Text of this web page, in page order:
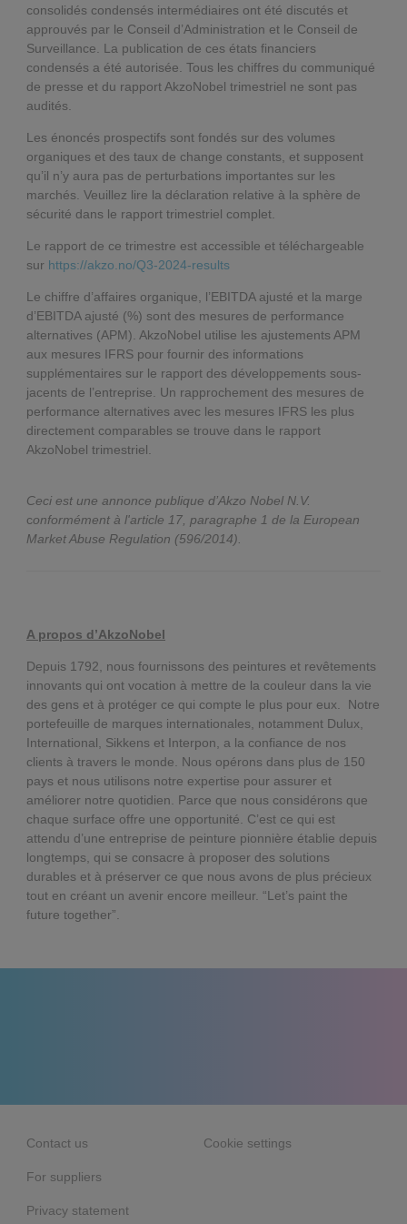
consolidés condensés intermédiaires ont été discutés et
approuvés par le Conseil d’Administration et le Conseil de
Surveillance. La publication de ces états financiers
condensés a été autorisée. Tous les chiffres du communiqué
de presse et du rapport AkzoNobel trimestriel ne sont pas
audités.
Les énoncés prospectifs sont fondés sur des volumes
organiques et des taux de change constants, et supposent
qu’il n’y aura pas de perturbations importantes sur les
marchés. Veuillez lire la déclaration relative à la sphère de
sécurité dans le rapport trimestriel complet.
Le rapport de ce trimestre est accessible et téléchargeable
sur https://akzo.no/Q3-2024-results
Le chiffre d’affaires organique, l’EBITDA ajusté et la marge
d’EBITDA ajusté (%) sont des mesures de performance
alternatives (APM). AkzoNobel utilise les ajustements APM
aux mesures IFRS pour fournir des informations
supplémentaires sur le rapport des développements sous-
jacents de l’entreprise. Un rapprochement des mesures de
performance alternatives avec les mesures IFRS les plus
directement comparables se trouve dans le rapport
AkzoNobel trimestriel.
Ceci est une annonce publique d’Akzo Nobel N.V.
conformément à l'article 17, paragraphe 1 de la European
Market Abuse Regulation (596/2014).
A propos d’AkzoNobel
Depuis 1792, nous fournissons des peintures et revêtements
innovants qui ont vocation à mettre de la couleur dans la vie
des gens et à protéger ce qui compte le plus pour eux. Notre
portefeuille de marques internationales, notamment Dulux,
International, Sikkens et Interpon, a la confiance de nos
clients à travers le monde. Nous opérons dans plus de 150
pays et nous utilisons notre expertise pour assurer et
améliorer notre quotidien. Parce que nous considérons que
chaque surface offre une opportunité. C’est ce qui est
attendu d’une entreprise de peinture pionnière établie depuis
longtemps, qui se consacre à proposer des solutions
durables et à préserver ce que nous avons de plus précieux
tout en créant un avenir encore meilleur. “Let’s paint the
future together”.
Contact us
For suppliers
Privacy statement
Cookie settings